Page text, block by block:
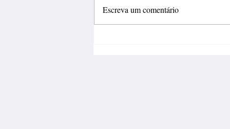
Escreva um comentário